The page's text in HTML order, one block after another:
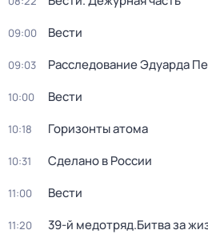
09:00 Вести
09:03 Расследование Эдуарда
10:00 Вести
10:18 Горизонты атома
10:31 Сделано в России
11:00 Вести
11:20 39-й медотряд.Битва за